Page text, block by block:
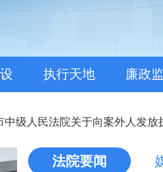
执行天地 廉政
级人民法院关于向案外人发放执
法院要闻